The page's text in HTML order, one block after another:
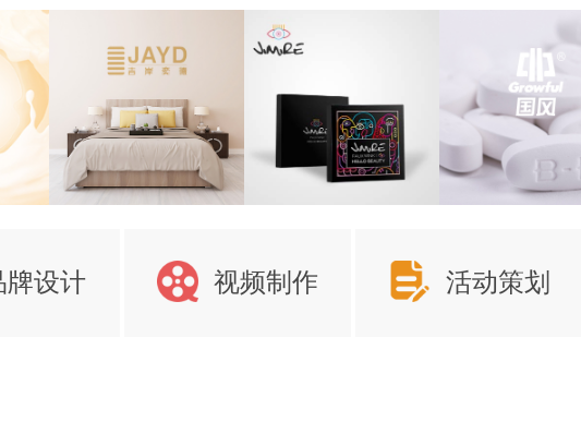
牌设计 视频制作 活动策划